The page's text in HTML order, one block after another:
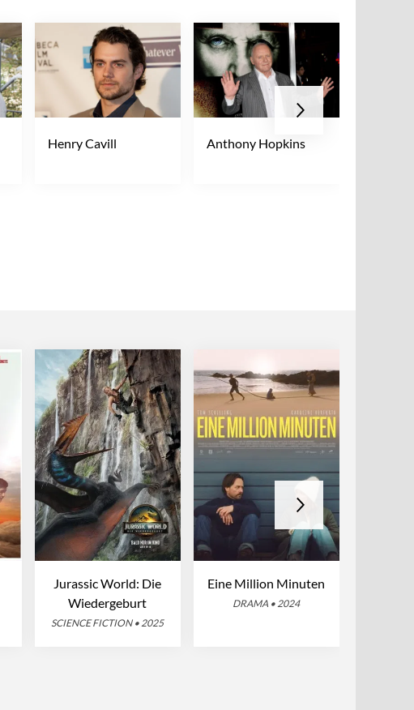
Henry Cavill Anthony Hopkins
Jurassic World: Die
Wiedergeburt
SCIENCE FICTION • 2025
Eine Million Minuten
DRAMA • 2024